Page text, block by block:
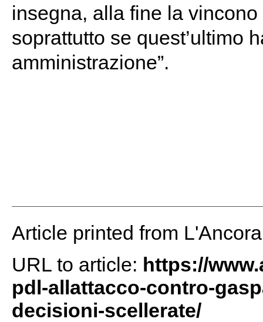
insegna, alla fine la
soprattutto se quest’ultimo
amministrazione”.
Article printed from
URL to article: https://
pdl-allattacco-contro-
decisioni-scellerate/